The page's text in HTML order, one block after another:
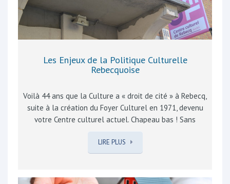
Les Enjeux de la Politique Culturelle
Rebecquoise
Voilà 44 ans que la Culture a « droit de cité » à Rebecq,
suite à la création du Foyer Culturel en 1971, devenu
votre Centre culturel actuel. Chapeau bas ! Sans
reconnaissons aux animateurs et décideurs, anciens et
actuels, leur ambition de qualité, accessible au plus
au quotidien, dans un monde toujours plus virtuel,
LIRE PLUS